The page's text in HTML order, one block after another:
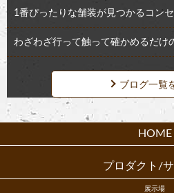
1番ぴったりな舗装が見つかるコン
わざわざ行って触って確かめるだけ
ブログ一覧
HOME
プロダクト/
展示場